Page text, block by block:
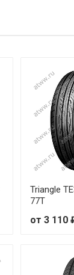
Triangle
77T
от 3 110